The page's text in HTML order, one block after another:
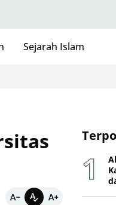
Sejarah Islam